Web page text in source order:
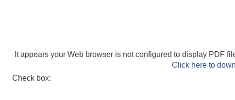
It appears your Web browser is not configured to display PDF
Click here to
Check box: